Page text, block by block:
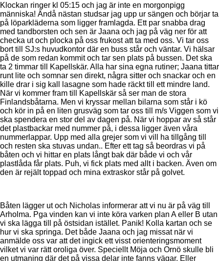
Klockan ringer kl 05:15 och jag är inte en morgonpigg
människa! Ändå nästan studsar jag upp ur sängen och börjar ta
på löparkläderna som ligger framlagda. Ett par snabba drag
med tandborsten och sen är Jaana och jag på väg ner för att
checka ut och plocka på oss frukost att ta med oss. Vi tar oss
bort till SJ:s huvudkontor där en buss står och väntar. Vi hälsar
på de som redan kommit och tar sen plats på bussen. Det ska
ta 2 timmar till Kapellskär. Alla har sina egna rutiner; Jaana tittar
runt lite och somnar sen direkt, några sitter och snackar och en
kille drar i sig kall lasagne som hade räckt till ett mindre land.
När vi kommer fram till Kapellskär så ser man de stora
Finlandsbåtarna. Men vi kryssar mellan bilarna som står i kö
och kör in på en liten grusväg som tar oss till m/s Viggen som vi
ska spendera en stor del av dagen på. När vi hoppar av så står
det plastbackar med nummer på, i dessa ligger även våra
nummerlappar. Upp med alla grejer som vi vill ha tillgång till
och resten ska stuvas undan.. Efter ett tag så beordras vi på
båten och vi hittar en plats långt bak där både vi och vår
plastlåda får plats. Puh, vi fick plats med allt i backen. Även om
den är rejält toppad och mina extraskor står på golvet.
Båten lägger ut och Nicholas informerar att vi nu är på väg till
Arholma. Pga vinden kan vi inte köra varken plan A eller B utan
vi ska lägga till på östsidan istället. Panik! Kolla kartan och se
hur vi ska springa. Det både Jaana och jag missat när vi
anmälde oss var att det ingick ett visst orienteringsmoment
vilket vi var rätt oroliga över. Speciellt Möja och Ornö skulle bli
en utmaning där det på vissa delar inte fanns vägar. Eller